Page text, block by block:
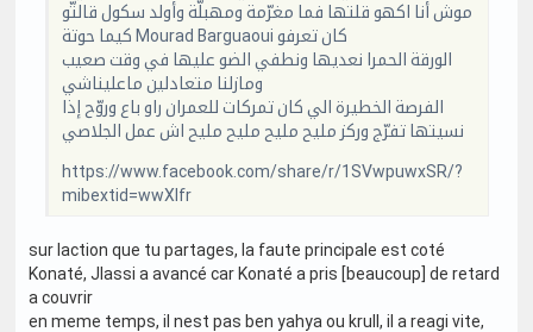
موش أنا اكهو قلتها فما مغرّمة ومهبلّة وأولد سكول قالتّو
كيما حوتة Mourad Barguaoui كان تعرفو
الورقة الحمرا نعديها ونطفي الضو عليها في وقت صعيب
ومازلنا متعادلين ماعليناشي
الفرصة الخطيرة الي كان تمركات للعمران راو باع وروّح إذا
نسيتها تفرّج وركز مليح مليح مليح مليح اش عمل الجلاصي
https://www.facebook.com/share/r/1SVwpuwxSR/?
mibextid=wwXIfr
sur laction que tu partages, la faute principale est coté
Konaté, Jlassi a avancé car Konaté a pris [beaucoup] de retard
a couvrir
en meme temps, il nest pas ben yahya ou krull, il a reagi vite,